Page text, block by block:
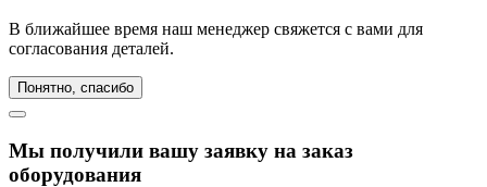
В ближайшее время наш менеджер свяжется с вами для
согласования деталей.
Понятно, спасибо
Мы получили вашу заявку на заказ
оборудования